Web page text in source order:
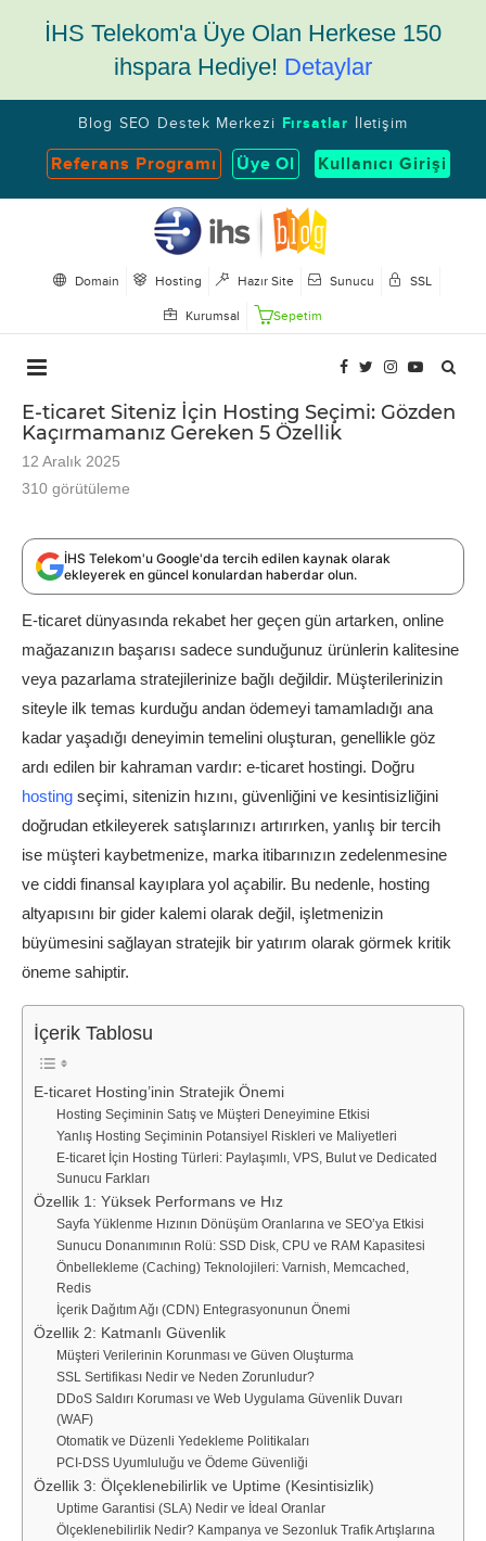
İHS Telekom'a Üye Olan Herkese 150
ihspara Hediye! Detaylar
Blog SEO Destek Merkezi Fırsatlar İletişim
Referans Programı Üye Ol Kullanıcı Girişi
Domain Hosting Hazır Site Sunucu SSL
Kurumsal Sepetim
E-ticaret Siteniz İçin Hosting Seçimi: Gözden
Kaçırmamanız Gereken 5 Özellik
12 Aralık 2025
310 görütüleme
İHS Telekom'u Google'da tercih edilen kaynak olarak
ekleyerek en güncel konulardan haberdar olun.
E-ticaret dünyasında rekabet her geçen gün artarken, online
mağazanızın başarısı sadece sunduğunuz ürünlerin kalitesine
veya pazarlama stratejilerinize bağlı değildir. Müşterilerinizin
siteyle ilk temas kurduğu andan ödemeyi tamamladığı ana
kadar yaşadığı deneyimin temelini oluşturan, genellikle göz
ardı edilen bir kahraman vardır: e-ticaret hostingi. Doğru
hosting seçimi, sitenizin hızını, güvenliğini ve kesintisizliğini
doğrudan etkileyerek satışlarınızı artırırken, yanlış bir tercih
ise müşteri kaybetmenize, marka itibarınızın zedelenmesine
ve ciddi finansal kayıplara yol açabilir. Bu nedenle, hosting
altyapısını bir gider kalemi olarak değil, işletmenizin
büyümesini sağlayan stratejik bir yatırım olarak görmek kritik
öneme sahiptir.
İçerik Tablosu
E-ticaret Hosting’inin Stratejik Önemi
Hosting Seçiminin Satış ve Müşteri Deneyimine Etkisi
Yanlış Hosting Seçiminin Potansiyel Riskleri ve Maliyetleri
E-ticaret İçin Hosting Türleri: Paylaşımlı, VPS, Bulut ve Dedicated
Sunucu Farkları
Özellik 1: Yüksek Performans ve Hız
Sayfa Yüklenme Hızının Dönüşüm Oranlarına ve SEO’ya Etkisi
Sunucu Donanımının Rolü: SSD Disk, CPU ve RAM Kapasitesi
Önbellekleme (Caching) Teknolojileri: Varnish, Memcached,
Redis
İçerik Dağıtım Ağı (CDN) Entegrasyonunun Önemi
Özellik 2: Katmanlı Güvenlik
Müşteri Verilerinin Korunması ve Güven Oluşturma
SSL Sertifikası Nedir ve Neden Zorunludur?
DDoS Saldırı Koruması ve Web Uygulama Güvenlik Duvarı
(WAF)
Otomatik ve Düzenli Yedekleme Politikaları
PCI-DSS Uyumluluğu ve Ödeme Güvenliği
Özellik 3: Ölçeklenebilirlik ve Uptime (Kesintisizlik)
Uptime Garantisi (SLA) Nedir ve İdeal Oranlar
Ölçeklenebilirlik Nedir? Kampanya ve Sezonluk Trafik Artışlarına